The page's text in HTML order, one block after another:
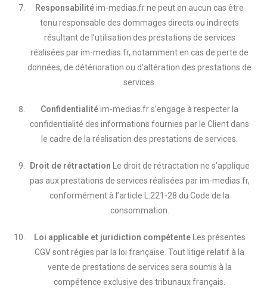
Responsabilitéim-medias.fr ne peut en aucun cas être
tenu responsable des dommages directs ou indirects
résultant de l’utilisation des prestations de services
réalisées par im-medias.fr, notamment en cas de perte de
données, de détérioration ou d’altération des prestations de
services.
Confidentialitéim-medias.fr s’engage à respecter la
confidentialité des informations fournies par le Client dans
le cadre de la réalisation des prestations de services.
Droit de rétractation Le droit de rétractation ne s’applique
pas aux prestations de services réalisées par im-medias.fr,
conformément à l’article L.221-28 du Code de la
consommation.
Loi applicable et juridiction compétenteLes présentes
CGV sont régies par la loi française. Tout litige relatif à la
vente de prestations de services sera soumis à la
compétence exclusive des tribunaux français.